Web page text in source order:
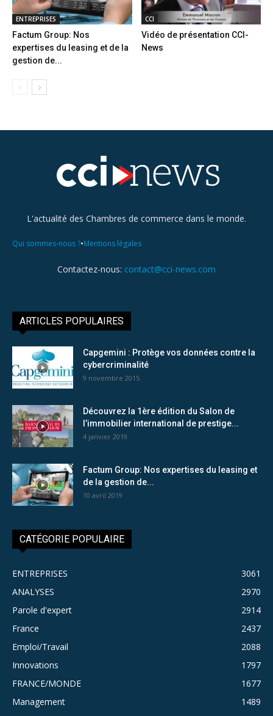
ENTREPRISES
Factum Group: Nos
expertises du leasing et de la
gestion de...
CCI
Vidéo de présentation CCI-
News
L'actualité des Chambres de commerce dans le monde.
Qui sommes-nous ?•Mentions légales
Contactez-nous: contact@cci-news.com
ARTICLES POPULAIRES
Capgemini : Protège vos données contre la
cybercriminalité
9 novembre 2015
Découvrez la 1ère édition du Salon de
l’immobilier international de prestige...
4 janvier 2019
Factum Group: Nos expertises du leasing et
de la gestion de...
10 avril 2019
CATÉGORIE POPULAIRE
ENTREPRISES
3061
ANALYSES
2970
Parole d'expert
2914
France
2437
Emploi/Travail
2088
Innovations
1797
FRANCE/MONDE
1677
Management
1489